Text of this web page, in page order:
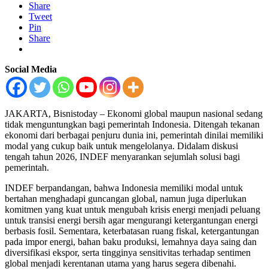
Share
Tweet
Pin
Share
Social Media
JAKARTA, Bisnistoday – Ekonomi global maupun nasional sedang
tidak menguntungkan bagi pemerintah Indonesia. Ditengah tekanan
ekonomi dari berbagai penjuru dunia ini, pemerintah dinilai memiliki
modal yang cukup baik untuk mengelolanya. Didalam diskusi
tengah tahun 2026, INDEF menyarankan sejumlah solusi bagi
pemerintah.
INDEF berpandangan, bahwa Indonesia memiliki modal untuk
bertahan menghadapi guncangan global, namun juga diperlukan
komitmen yang kuat untuk mengubah krisis energi menjadi peluang
untuk transisi energi bersih agar mengurangi ketergantungan energi
berbasis fosil. Sementara, keterbatasan ruang fiskal, ketergantungan
pada impor energi, bahan baku produksi, lemahnya daya saing dan
diversifikasi ekspor, serta tingginya sensitivitas terhadap sentimen
global menjadi kerentanan utama yang harus segera dibenahi.